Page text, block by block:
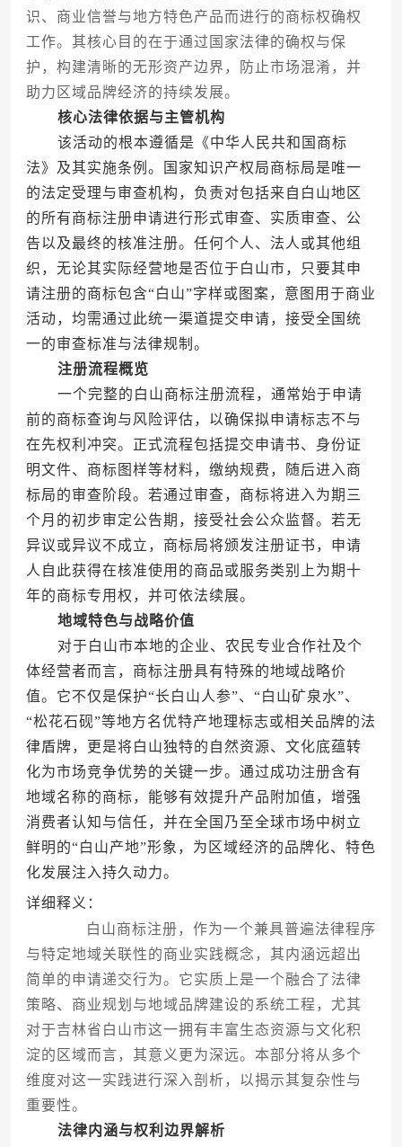
识、商业信誉与地方特色产品而进行的商标权确权
工作。其核心目的在于通过国家法律的确权与保
护，构建清晰的无形资产边界，防止市场混淆，并
助力区域品牌经济的持续发展。
核心法律依据与主管机构
该活动的根本遵循是《中华人民共和国商标
法》及其实施条例。国家知识产权局商标局是唯一
的法定受理与审查机构，负责对包括来自白山地区
的所有商标注册申请进行形式审查、实质审查、公
告以及最终的核准注册。任何个人、法人或其他组
织，无论其实际经营地是否位于白山市，只要其申
请注册的商标包含“白山”字样或图案，意图用于商业
活动，均需通过此统一渠道提交申请，接受全国统
一的审查标准与法律规制。
注册流程概览
一个完整的白山商标注册流程，通常始于申请
前的商标查询与风险评估，以确保拟申请标志不与
在先权利冲突。正式流程包括提交申请书、身份证
明文件、商标图样等材料，缴纳规费，随后进入商
标局的审查阶段。若通过审查，商标将进入为期三
个月的初步审定公告期，接受社会公众监督。若无
异议或异议不成立，商标局将颁发注册证书，申请
人自此获得在核准使用的商品或服务类别上为期十
年的商标专用权，并可依法续展。
地域特色与战略价值
对于白山市本地的企业、农民专业合作社及个
体经营者而言，商标注册具有特殊的地域战略价
值。它不仅是保护“长白山人参”、“白山矿泉水”、
“松花石砚”等地方名优特产地理标志或相关品牌的法
律盾牌，更是将白山独特的自然资源、文化底蕴转
化为市场竞争优势的关键一步。通过成功注册含有
地域名称的商标，能够有效提升产品附加值，增强
消费者认知与信任，并在全国乃至全球市场中树立
鲜明的“白山产地”形象，为区域经济的品牌化、特色
化发展注入持久动力。
详细释义：
白山商标注册，作为一个兼具普遍法律程序
与特定地域关联性的商业实践概念，其内涵远超出
简单的申请递交行为。它实质上是一个融合了法律
策略、商业规划与地域品牌建设的系统工程，尤其
对于吉林省白山市这一拥有丰富生态资源与文化积
淀的区域而言，其意义更为深远。本部分将从多个
维度对这一实践进行深入剖析，以揭示其复杂性与
重要性。
法律内涵与权利边界解析